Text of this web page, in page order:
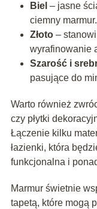
Biel – jasne
ciemny marmur.
Złoto– stanowi
wyrafinowanie
Szarość i
pasujące do
Warto również
czy płytki
Łączenie kilku
łazienki, która
funkcjonalna i
Marmur świetnie
tapetą, które mogą